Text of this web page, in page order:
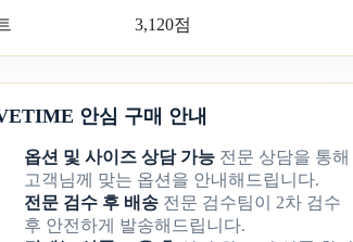
3,120점
안심 구매 안내
옵션 및 사이즈 상담 가능 전문 상담을 통해
고객님께 맞는 옵션을 안내해드립니다.
전문 검수 후 배송 전문 검수팀이 2차 검수
후 안전하게 발송해드립니다.